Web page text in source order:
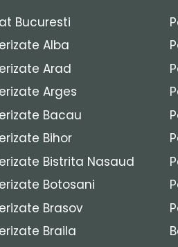
Bucuresti
Alba
Arad
Arges
Bacau
Bihor
Bistrita Nasaud
Botosani
Brasov
Braila